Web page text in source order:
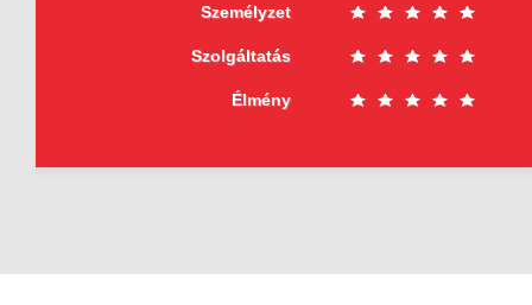
Személyzet
Szolgáltatás
Élmény